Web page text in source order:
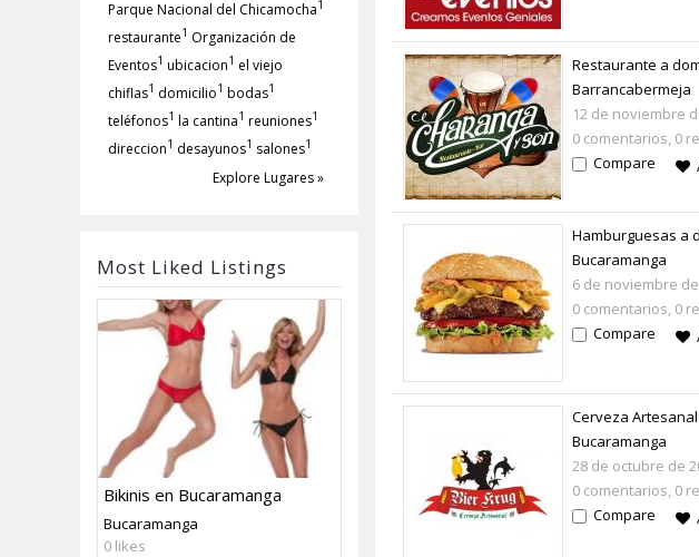
Parque Nacional del Chicamocha1
restaurante1 Organización de
Eventos1 ubicacion1 el viejo
chiflas1 domicilio1 bodas1
teléfonos1 la cantina1 reuniones1
direccion1 desayunos1 salones1
Explore Lugares »
Most Liked Listings
Bikinis en Bucaramanga
Bucaramanga
0 likes
Restaurante a
Barrancabermeja
12 de noviembre
0 comentarios, 0
Compare
Hamburguesas a
Bucaramanga
6 de noviembre
0 comentarios, 0
Compare
Cerveza
Bucaramanga
28 de octubre de
0 comentarios, 0
Compare